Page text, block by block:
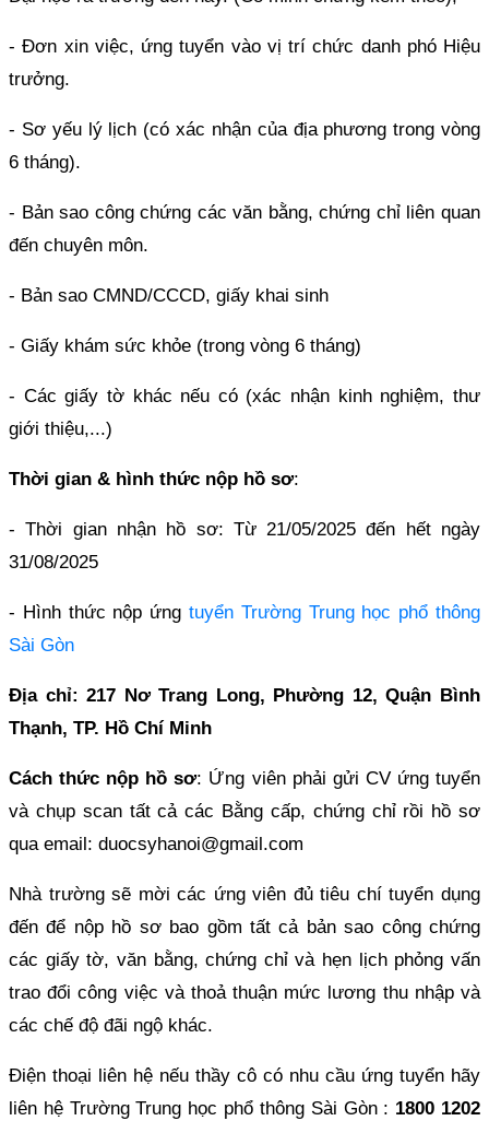
- Đơn xin việc, ứng tuyển vào vị trí chức danh phó Hiệu
trưởng.
- Sơ yếu lý lịch (có xác nhận của địa phương trong vòng
6 tháng).
- Bản sao công chứng các văn bằng, chứng chỉ liên quan
đến chuyên môn.
- Bản sao CMND/CCCD, giấy khai sinh
- Giấy khám sức khỏe (trong vòng 6 tháng)
- Các giấy tờ khác nếu có (xác nhận kinh nghiệm, thư
giới thiệu,...)
Thời gian & hình thức nộp hồ sơ:
- Thời gian nhận hồ sơ: Từ 21/05/2025 đến hết ngày
31/08/2025
- Hình thức nộp ứng tuyển Trường Trung học phổ thông
Sài Gòn
Địa chỉ: 217 Nơ Trang Long, Phường 12, Quận Bình
Thạnh, TP. Hồ Chí Minh
Cách thức nộp hồ sơ: Ứng viên phải gửi CV ứng tuyển
và chụp scan tất cả các Bằng cấp, chứng chỉ rồi hồ sơ
qua email: duocsyhanoi@gmail.com
Nhà trường sẽ mời các ứng viên đủ tiêu chí tuyển dụng
đến để nộp hồ sơ bao gồm tất cả bản sao công chứng
các giấy tờ, văn bằng, chứng chỉ và hẹn lịch phỏng vấn
trao đổi công việc và thoả thuận mức lương thu nhập và
các chế độ đãi ngộ khác.
Điện thoại liên hệ nếu thầy cô có nhu cầu ứng tuyển hãy
liên hệ Trường Trung học phổ thông Sài Gòn : 1800 1202